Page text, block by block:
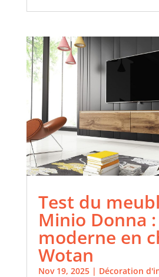
Test du
Minio Donna
moderne en
Wotan
Nov 19, 2025| Décoration